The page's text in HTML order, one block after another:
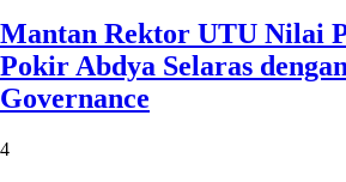
Mantan Rektor UTU Nilai
Pokir Abdya Selaras
Governance
4